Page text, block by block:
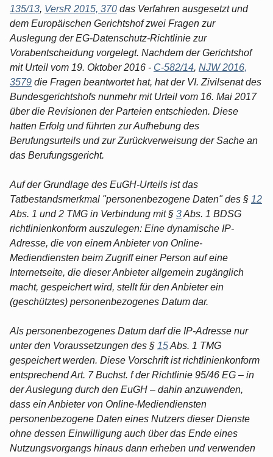
135/13, VersR 2015, 370 das Verfahren ausgesetzt und
dem Europäischen Gerichtshof zwei Fragen zur
Auslegung der EG-Datenschutz-Richtlinie zur
Vorabentscheidung vorgelegt. Nachdem der Gerichtshof
mit Urteil vom 19. Oktober 2016 - C-582/14, NJW 2016,
3579 die Fragen beantwortet hat, hat der VI. Zivilsenat des
Bundesgerichtshofs nunmehr mit Urteil vom 16. Mai 2017
über die Revisionen der Parteien entschieden. Diese
hatten Erfolg und führten zur Aufhebung des
Berufungsurteils und zur Zurückverweisung der Sache an
das Berufungsgericht.
Auf der Grundlage des EuGH-Urteils ist das
Tatbestandsmerkmal "personenbezogene Daten" des § 12
Abs. 1 und 2 TMG in Verbindung mit § 3Abs. 1 BDSG
richtlinienkonform auszulegen: Eine dynamische IP-
Adresse, die von einem Anbieter von Online-
Mediendiensten beim Zugriff einer Person auf eine
Internetseite, die dieser Anbieter allgemein zugänglich
macht, gespeichert wird, stellt für den Anbieter ein
(geschütztes) personenbezogenes Datum dar.
Als personenbezogenes Datum darf die IP-Adresse nur
unter den Voraussetzungen des § 15Abs. 1 TMG
gespeichert werden. Diese Vorschrift ist richtlinienkonform
entsprechend Art. 7 Buchst. f der Richtlinie 95/46 EG – in
der Auslegung durch den EuGH – dahin anzuwenden,
dass ein Anbieter von Online-Mediendiensten
personenbezogene Daten eines Nutzers dieser Dienste
ohne dessen Einwilligung auch über das Ende eines
Nutzungsvorgangs hinaus dann erheben und verwenden